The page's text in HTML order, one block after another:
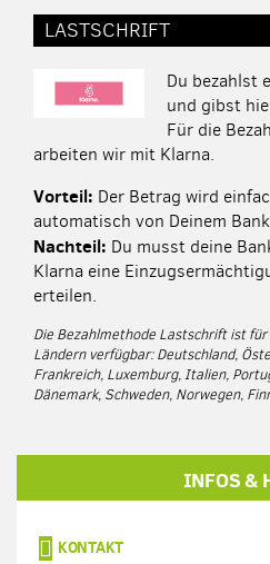
LASTSCHRIFT
Du bezahlst
und gibst
Für die
arbeiten wir mit Klarna.
Vorteil: Der Betrag wird
automatisch von Deinem
Nachteil: Du musst deine
Klarna eine
erteilen.
Die Bezahlmethode Lastschrift ist
Ländern verfügbar:Deutschland,
Frankreich, Luxemburg, Italien,
Dänemark, Schweden, Norwegen,
INFOS &
KONTAKT